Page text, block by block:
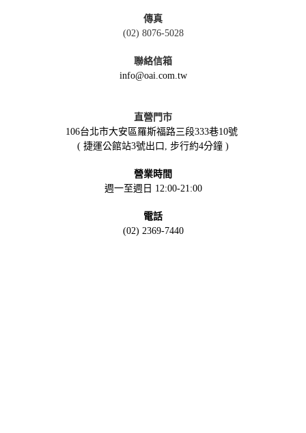
傳真
(02) 8076-5028
聯絡信箱
info@oai.com.tw
直營門市
106台北市大安區羅斯福路三段333巷10號
( 捷運公館站3號出口, 步行約4分鐘 )
營業時間
週一至週日 12:00-21:00
電話
(02) 2369-7440